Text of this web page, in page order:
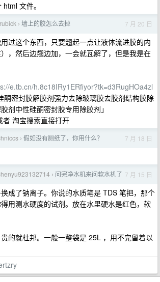
文件。
› 墙上的胶怎么去掉 7 月 20 日
过这个东西，只要翘起一点让液体流进胶的内
，然后边翘边加，一会就瓦解了，但是我是在
e.tb.cn/h.8c18IRy1ERfiyor?tk=d3RugHOa4zl
酮密封胶解胶剂强力去除玻璃胶去胶剂结构胶除
剂中性硅酮密封胶专用除胶剂」
者 淘宝搜索直接打开
› 假如没有厕纸了，你用什么？ 7 月 18 日
› 问完净水机来问软水机了 7 月 15 日
成了钠离子。你说的水质笔是 TDS 笔把，那个
用测水硬度的试剂。放在水里硬水是红色，软
的就杜邦。一般一整袋是 25L ，用不完留着以